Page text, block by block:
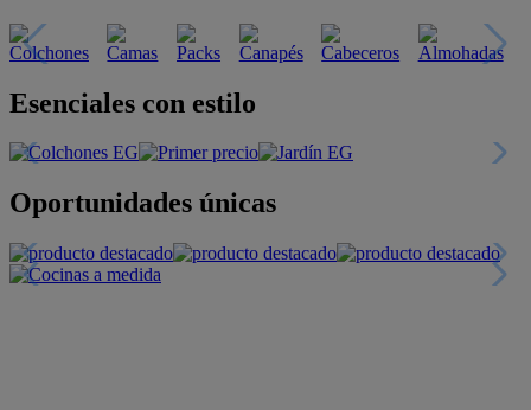
Esenciales con estilo
Oportunidades únicas